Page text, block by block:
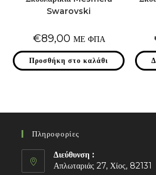
Swarovski
€89,00 ΜΕ ΦΠΑ
Προσθήκη στο καλάθι
Πληροφορίες
Διεύθυνση :
Απλωταριάς 27, Χίος, 82131